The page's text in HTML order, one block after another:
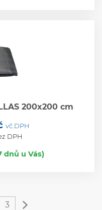
200x200 cm
vč.DPH
DPH
dnů u Vás)
3 Next